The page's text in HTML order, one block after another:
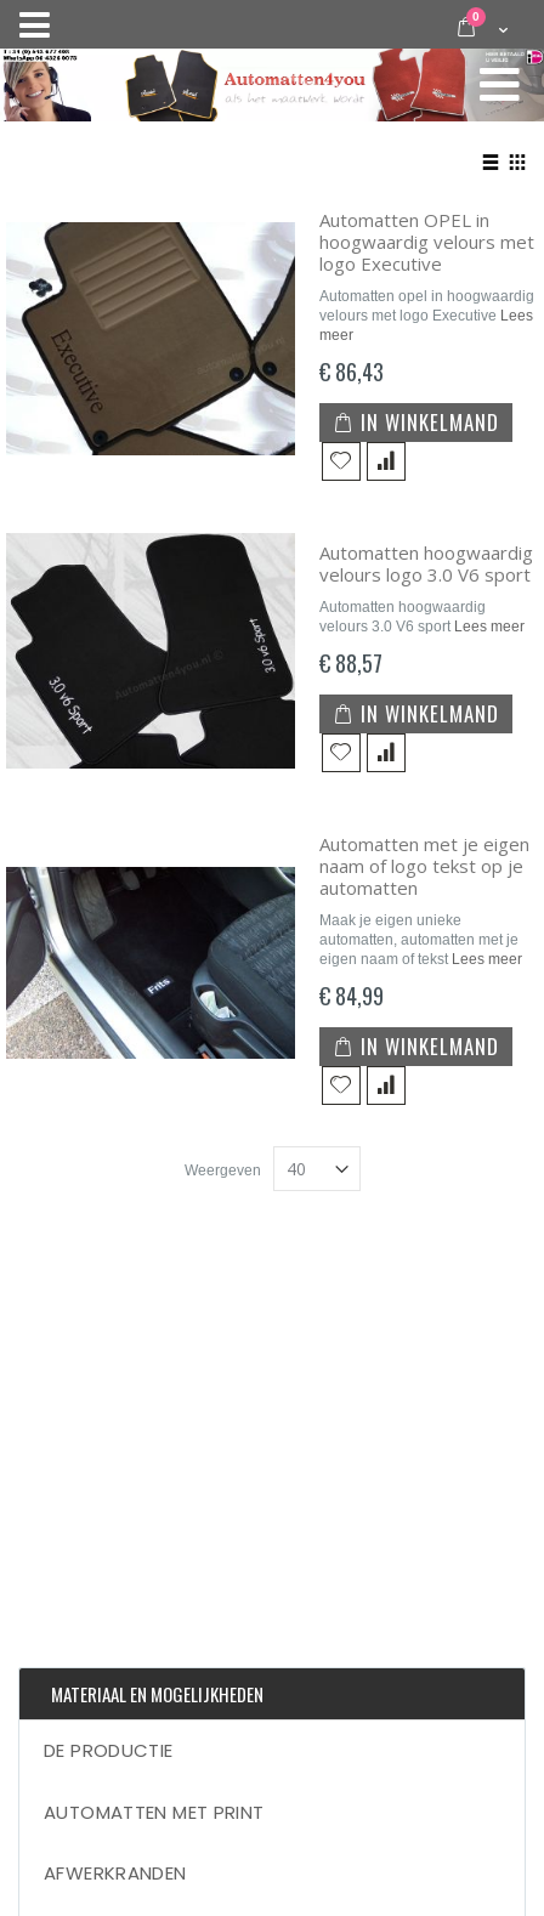
Nav
activeren
door
inhoud
Cart
0 items
Automatten OPEL in
hoogwaardig velours met
logo Executive
Automatten opel in hoogwaardig
velours met logo Executive Lees
meer
€ 86,43
IN WINKELMAND
Automatten hoogwaardig
velours logo 3.0 V6 sport
Automatten hoogwaardig
velours 3.0 V6 sport Lees meer
€ 88,57
IN WINKELMAND
Automatten met je eigen
naam of logo tekst op je
automatten
Maak je eigen unieke
automatten, automatten met je
eigen naam of tekst Lees meer
€ 84,99
IN WINKELMAND
Weergeven
MATERIAAL EN MOGELIJKHEDEN
DE PRODUCTIE
AUTOMATTEN MET PRINT
AFWERKRANDEN